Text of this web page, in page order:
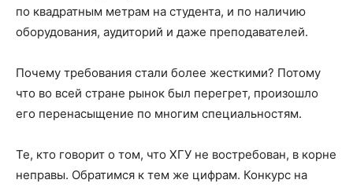
по квадратным метрам на студента, и по наличию
оборудования, аудиторий и даже преподавателей.
Почему требования стали более жесткими? Потому
что во всей стране рынок был перегрет, произошло
его перенасыщение по многим специальностям.
Те, кто говорит о том, что ХГУ не востребован, в корне
неправы. Обратимся к тем же цифрам. Конкурс на